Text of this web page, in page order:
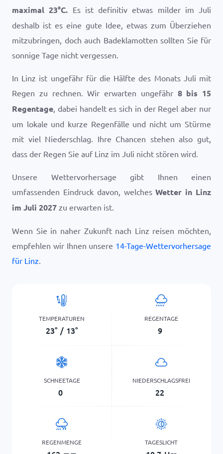
maximal23°C. Es ist definitiv etwas milder im Juli
deshalb ist es eine gute Idee, etwas zum Überziehen
mitzubringen, doch auch Badeklamotten sollten Sie für
sonnige Tage nicht vergessen.
In Linz ist ungefähr für die Hälfte des Monats Juli mit
Regen zu rechnen. Wir erwarten ungefähr 8 bis 15
Regentage, dabei handelt es sich in der Regel aber nur
um lokale und kurze Regenfälle und nicht um Stürme
mit viel Niederschlag. Ihre Chancen stehen also gut,
dass der Regen Sie auf Linz im Juli nicht stören wird.
Unsere Wettervorhersage gibt Ihnen einen
umfassenden Eindruck davon, welchesWetter in Linz
im Juli 2027 zu erwarten ist.
Wenn Sie in naher Zukunft nach Linz reisen möchten,
empfehlen wir Ihnen unsere 14-Tage-Wettervorhersage
für Linz.
TEMPERATUREN
23° / 13°
REGENTAGE
9
SCHNEETAGE
0
NIEDERSCHLAGSFREI
22
REGENMENGE TAGESLICHT